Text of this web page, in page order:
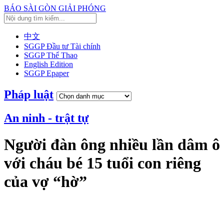
BÁO SÀI GÒN GIẢI PHÓNG
中文
SGGP Đầu tư Tài chính
SGGP Thể Thao
English Edition
SGGP Epaper
Pháp luật
An ninh - trật tự
Người đàn ông nhiều lần dâm ô
với cháu bé 15 tuổi con riêng
của vợ “hờ”